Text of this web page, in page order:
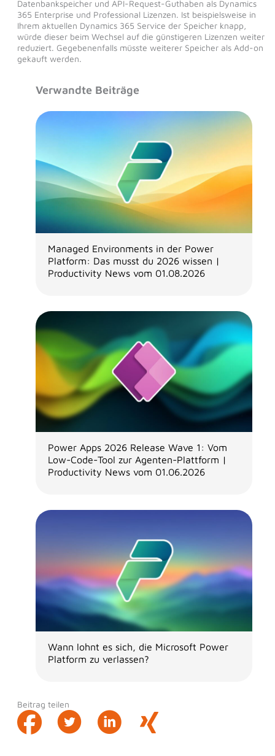
Datenbankspeicher und API-Request-Guthaben als Dynamics
365 Enterprise und Professional Lizenzen. Ist beispielsweise in
Ihrem aktuellen Dynamics 365 Service der Speicher knapp,
würde dieser beim Wechsel auf die günstigeren Lizenzen weiter
reduziert. Gegebenenfalls müsste weiterer Speicher als Add-on
gekauft werden.
Verwandte Beiträge
Managed Environments in der Power
Platform: Das musst du 2026 wissen |
Productivity News vom 01.08.2026
Power Apps 2026 Release Wave 1: Vom
Low-Code-Tool zur Agenten-Plattform |
Productivity News vom 01.06.2026
Wann lohnt es sich, die Microsoft Power
Platform zu verlassen?
Beitrag teilen